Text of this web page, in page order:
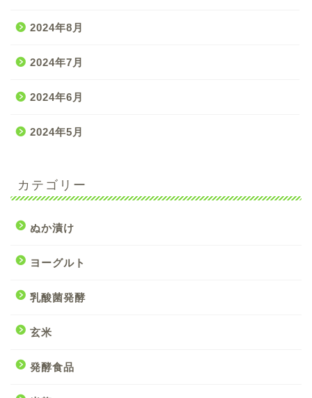
2024年8月
2024年7月
2024年6月
2024年5月
カテゴリー
ぬか漬け
ヨーグルト
乳酸菌発酵
玄米
発酵食品